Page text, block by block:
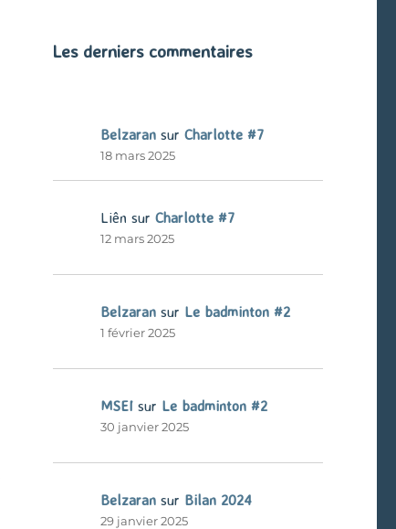
Les derniers commentaires
Belzaransur Charlotte #7
18 mars 2025
Liên sur Charlotte #7
12 mars 2025
Belzaransur Le badminton #2
1 février 2025
MSEIsur Le badminton #2
30 janvier 2025
Belzaransur Bilan 2024
29 janvier 2025